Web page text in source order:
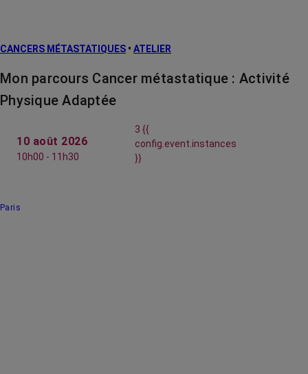
CANCERS MÉTASTATIQUES • ATELIER
Mon parcours Cancer métastatique : Activité
Physique Adaptée
10 août 2026
10h00 - 11h30
3 {{
config.event.instances
}}
Paris